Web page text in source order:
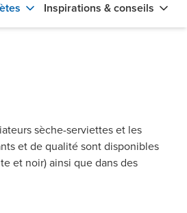
Inspirations & conseils
sèche-serviettes et les
et de qualité sont disponibles
et noir) ainsi que dans des